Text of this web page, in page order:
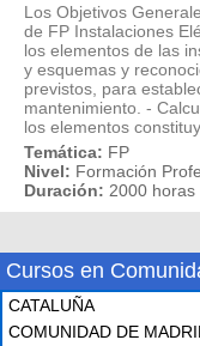
Los Objetivos
de FP Instalaciones
los elementos de las
y esquemas y
previstos, para
mantenimiento. -
los elementos
Temática: FP
Nivel: Formación
Duración: 2000 horas
Cursos en
CATALUÑA
COMUNIDAD DE